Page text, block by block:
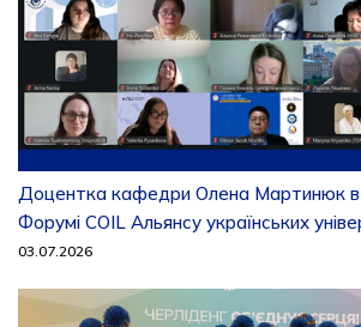
Доцентка кафедри Олена Мартинюк
Форумі COIL Альянсу українських
03.07.2026